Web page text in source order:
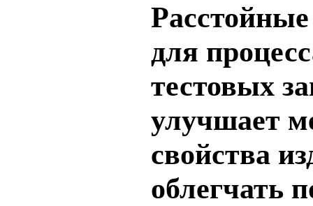
для
тестовых
улучшает
свойства
облегчать